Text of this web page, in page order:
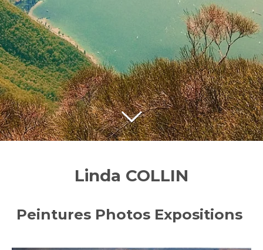
Linda COLLIN
Peintures Photos Expositions